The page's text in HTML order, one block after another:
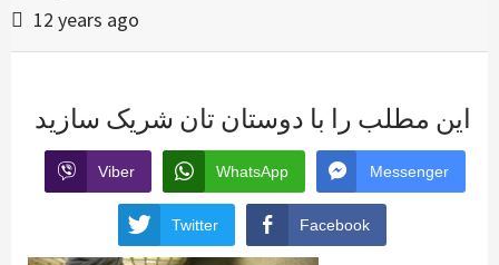
12 years ago
این مطلب را با دوستان تان شریک سازید
Viber WhatsApp Messenger
Twitter Facebook